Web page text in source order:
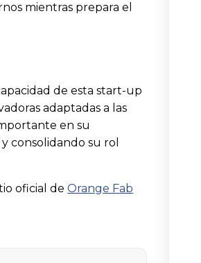
mientras prepara el
de esta start-up
adaptadas a las
en su
consolidando su rol
oficial deOrange Fab